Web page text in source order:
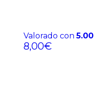
Valorado con5.00
8,00€